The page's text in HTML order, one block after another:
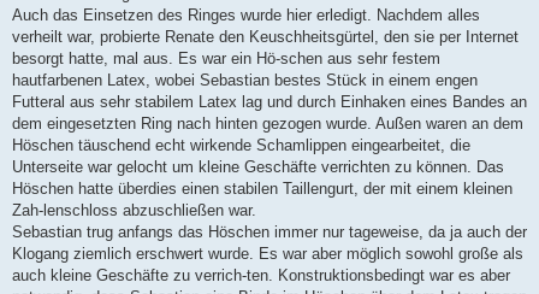
Auch das Einsetzen des Ringes wurde hier erledigt. Nachdem alles
verheilt war, probierte Renate den Keuschheitsgürtel, den sie per Internet
besorgt hatte, mal aus. Es war ein Hö-schen aus sehr festem
hautfarbenen Latex, wobei Sebastian bestes Stück in einem engen
Futteral aus sehr stabilem Latex lag und durch Einhaken eines Bandes an
dem eingesetzten Ring nach hinten gezogen wurde. Außen waren an dem
Höschen täuschend echt wirkende Schamlippen eingearbeitet, die
Unterseite war gelocht um kleine Geschäfte verrichten zu können. Das
Höschen hatte überdies einen stabilen Taillengurt, der mit einem kleinen
Zah-lenschloss abzuschließen war.
Sebastian trug anfangs das Höschen immer nur tageweise, da ja auch der
Klogang ziemlich erschwert wurde. Es war aber möglich sowohl große als
auch kleine Geschäfte zu verrich-ten. Konstruktionsbedingt war es aber